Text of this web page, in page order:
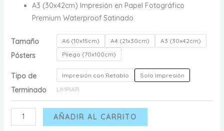
A3 (30x42cm) Impresión en Papel Fotográfico
Premium Waterproof Satinado
Tamaño
Pósters
A6 (10x15cm) A4 (21x30cm)
A3 (30x42cm)
Pliego (70x100cm)
Tipo de
Terminado
Impresión con Retablo
Solo Impresión
LIMPIAR
Póster
-
AÑADIR AL CARRITO